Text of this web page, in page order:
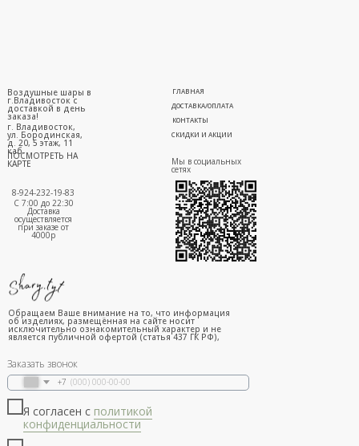
г. Владивосток,
ул. Бородинская,
д. 20, 5 этаж, 11
каб.
ПОСМОТРЕТЬ НА
КАРТЕ
ГЛАВНАЯ
ДОСТАВКА/ОПЛАТА
СКИДКИ И АКЦИИ
КОНТАКТЫ
8-924-232-19-83
С 7:00 до 22:30
Доставка
осуществляется
при заказе от
4000р
Воздушные шары в
г.Владивосток с
доставкой в день
заказа!
Мы в социальных
сетях
Заказать звонок
+7
Я согласен с политикой
конфиденциальности
Обращаем Ваше внимание на то, что информация
об изделиях, размещённая на сайте носит
исключительно ознакомительный характер и не
является публичной офертой (статья 437 ГК РФ),